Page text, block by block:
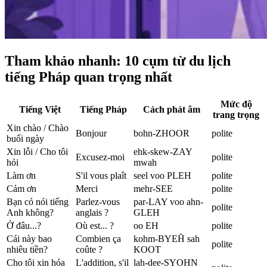
Tham khảo nhanh: 10 cụm từ du lịch
tiếng Pháp quan trọng nhất
Tiếng Việt Tiếng Pháp Cách phát âm
Mức độ
trang trọng
Xin chào / Chào
buổi ngày
Bonjour bohn-ZHOOR
polite
Xin lỗi / Cho tôi
hỏi
Excusez-moi
ehk-skew-ZAY
mwah
polite
Làm ơn
S'il vous plaît seel voo PLEH
polite
Cảm ơn
Merci mehr-SEE
polite
Bạn có nói tiếng
Anh không?
Parlez-vous
anglais ?
par-LAY voo ahn-
GLEH
polite
Ở đâu...?
Où est... ? oo EH
polite
Cái này bao
nhiêu tiền?
Combien ça
coûte ?
kohm-BYEH̃ sah
KOOT
polite
Cho tôi xin hóa
L'addition, s'il lah-dee-SYOHN